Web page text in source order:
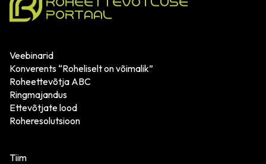
Veebinarid
Konverents “Roheliselt on võimalik”
Roheettevõtja ABC
Ringmajandus
Ettevõtjate lood
Roheresolutsioon
Tiim